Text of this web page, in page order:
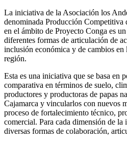
La iniciativa de la Asociación los
denominada Producción Competitiva
en el ámbito de Proyecto Conga es
diferentes formas de articulación de
inclusión económica y de cambios en
región.
Esta es una iniciativa que se basa en
comparativa en términos de suelo,
productores y productoras de papas
Cajamarca y vincularlos con nuevos
proceso de fortalecimiento técnico,
comercial. Para cada dimensión de la
diversas formas de colaboración,